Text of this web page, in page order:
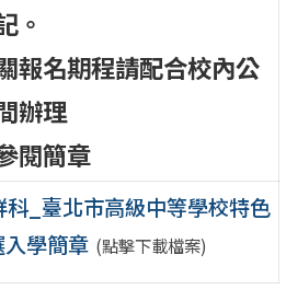
。
報名期程請配合校內公
辦理
閱簡章
科_臺北市高級中等學校特色
學簡章 (點擊下載檔案)